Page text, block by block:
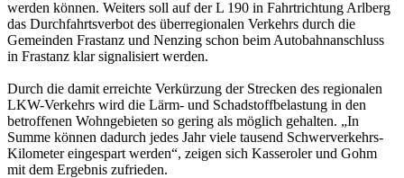
werden können. Weiters soll auf der L 190 in Fahrtrichtung Arlberg
das Durchfahrtsverbot des überregionalen Verkehrs durch die
Gemeinden Frastanz und Nenzing schon beim Autobahnanschluss
in Frastanz klar signalisiert werden.
Durch die damit erreichte Verkürzung der Strecken des regionalen
LKW-Verkehrs wird die Lärm- und Schadstoffbelastung in den
betroffenen Wohngebieten so gering als möglich gehalten. „In
Summe können dadurch jedes Jahr viele tausend Schwerverkehrs-
Kilometer eingespart werden“, zeigen sich Kasseroler und Gohm
mit dem Ergebnis zufrieden.